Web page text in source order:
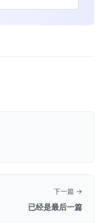
下一篇 →
已经是最后一篇